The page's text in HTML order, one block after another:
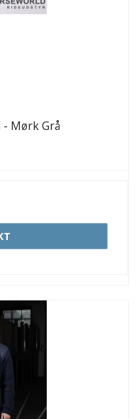
Mørk Grå